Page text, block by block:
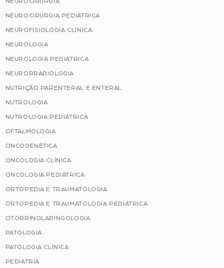
NEUROCIRURGIA PEDIÁTRICA
NEUROFISIOLOGIA CLÍNICA
NEUROLOGIA
NEUROLOGIA PEDIÁTRICA
NEURORRADIOLOGIA
NUTRIÇÃO PARENTERAL E ENTERAL
NUTROLOGIA
NUTROLOGIA PEDIÁTRICA
OFTALMOLOGIA
ONCOGENÉTICA
ONCOLOGIA CLÍNICA
ONCOLOGIA PEDIÁTRICA
ORTOPEDIA E TRAUMATOLOGIA
ORTOPEDIA E TRAUMATOLOGIA PEDIÁTRICA
OTORRINOLARINGOLOGIA
PATOLOGIA
PATOLOGIA CLÍNICA
PEDIATRIA